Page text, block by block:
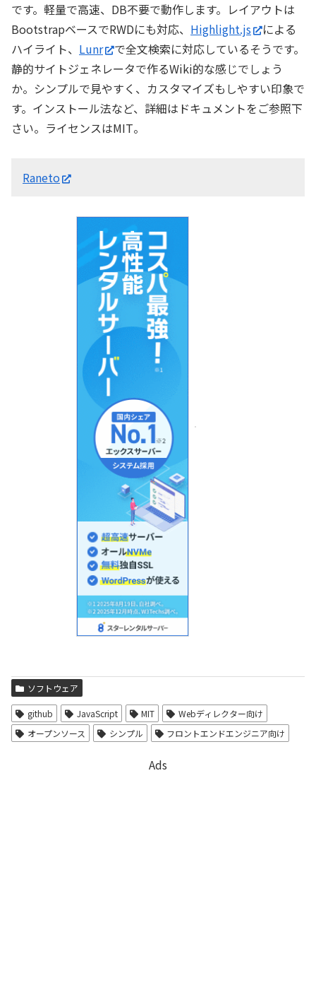
です。軽量で高速、DB不要で動作します。レイアウトは
BootstrapベースでRWDにも対応、 Highlight.js
による
ハイライト、 Lunr
で全文検索に対応しているそうです。
静的サイトジェネレータで作るWiki的な感じでしょう
か。シンプルで見やすく、カスタマイズもしやすい印象で
す。インストール法など、詳細はドキュメントをご参照下
さい。ライセンスはMIT。
Raneto
ソフトウェア
github JavaScript MIT
Webディレクター向け
オープンソース
シンプル フロントエンドエンジニア向け
Ads